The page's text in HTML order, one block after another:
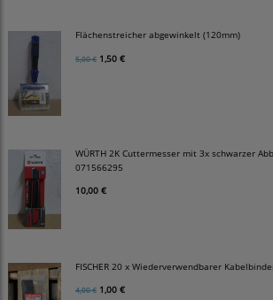
Flächenstreicher abgewinkelt (120mm)
5,00 € 1,50 €
WÜRTH 2K Cuttermesser mit 3x schwarzer
071566295
10,00 €
FISCHER 20 x Wiederverwendbarer
4,00 € 1,00 €